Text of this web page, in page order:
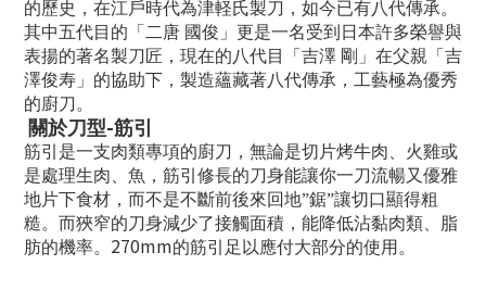
的歷史，在江戶時代為津軽氏製刀，如今已有八代傳承。
其中五代目的「二唐 國俊」更是一名受到日本許多榮譽與
表揚的著名製刀匠，現在的八代目「吉澤 剛」在父親「吉
澤俊寿」的協助下，製造蘊藏著八代傳承，工藝極為優秀
的廚刀。
關於刀型-筋引
筋引是一支肉類專項的廚刀，無論是切片烤牛肉、火雞或
是處理生肉、魚，筋引修長的刀身能讓你一刀流暢又優雅
地片下食材，而不是不斷前後來回地”鋸”讓切口顯得粗
糙。而狹窄的刀身減少了接觸面積，能降低沾黏肉類、脂
肪的機率。 270mm的筋引足以應付大部分的使用。